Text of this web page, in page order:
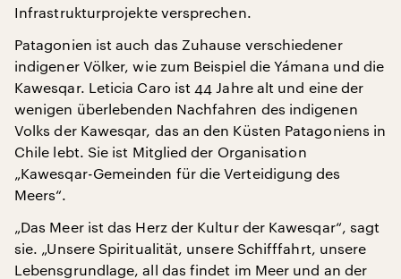
Infrastrukturprojekte versprechen.
Patagonien ist auch das Zuhause verschiedener
indigener Völker, wie zum Beispiel die Yámana und die
Kawesqar. Leticia Caro ist 44 Jahre alt und eine der
wenigen überlebenden Nachfahren des indigenen
Volks der Kawesqar, das an den Küsten Patagoniens in
Chile lebt. Sie ist Mitglied der Organisation
„Kawesqar-Gemeinden für die Verteidigung des
Meers“.
„Das Meer ist das Herz der Kultur der Kawesqar“, sagt
sie. „Unsere Spiritualität, unsere Schifffahrt, unsere
Lebensgrundlage, all das findet im Meer und an der